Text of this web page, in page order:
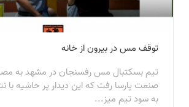
توقف مس در بیرون از خانه
تیم بسکتبال مس رفسنجان در مشهد به
به سود تیم میز...